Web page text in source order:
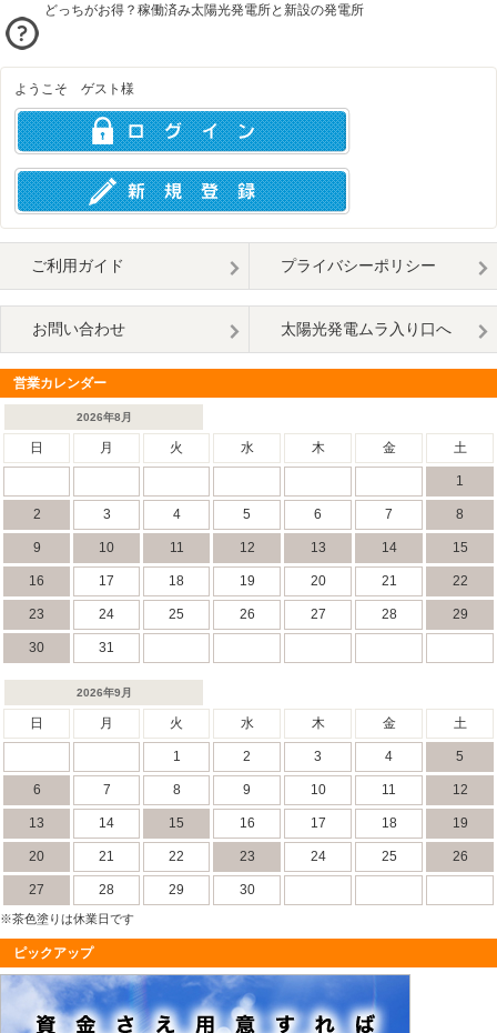
どっちがお得？稼働済み太陽光発電所と新設の発電所
ようこそ ゲスト様
ご利用ガイド プライバシーポリシー
お問い合わせ 太陽光発電ムラ入り口へ
営業カレンダー
2026年8月
日 月 火 水 木 金 土
1
2 3 4 5 6 7 8
9 10 11 12 13 14 15
16 17 18 19 20 21 22
23 24 25 26 27 28 29
30 31
2026年9月
日 月 火 水 木 金 土
1 2 3 4 5
6 7 8 9 10 11 12
13 14 15 16 17 18 19
20 21 22 23 24 25 26
27 28 29 30
※茶色塗りは休業日です
ピックアップ